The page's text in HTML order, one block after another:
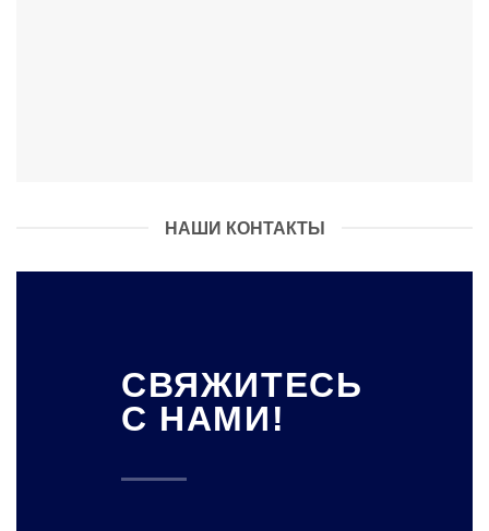
НАШИ КОНТАКТЫ
СВЯЖИТЕСЬ
С НАМИ!